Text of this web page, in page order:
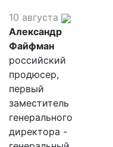
10 августа
Александр
Файфман
российский
продюсер,
первый
заместитель
генерального
директора -